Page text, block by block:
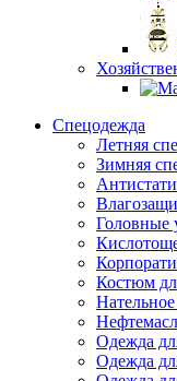
Спецодежда
Летняя
Зимняя
Головные
Костюм
Нательное
Одежда
Одежда